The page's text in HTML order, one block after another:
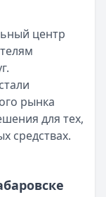
свежая
сегодня?
что
iPhone
центр
рынка
для тех,
средствах.